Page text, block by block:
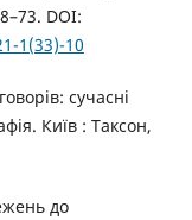
DOI:
1(33)-10
сучасні
Київ : Таксон,
до